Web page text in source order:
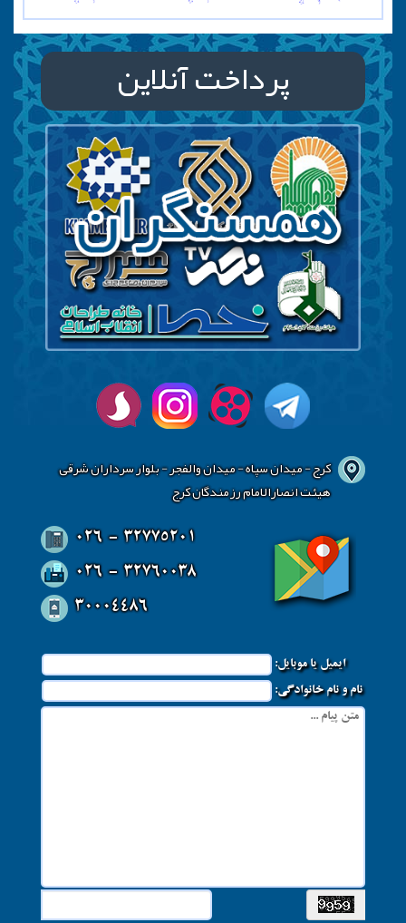
پرداخت آنلاین
کرج - میدان سپاه - میدان والفجر - بلوار سرداران شرقی
هیئت انصارالامام رزمندگان کرج
026 - 32775201
026 - 32760038
30004486
ایمیل یا موبایل:
نام و نام خانوادگی: